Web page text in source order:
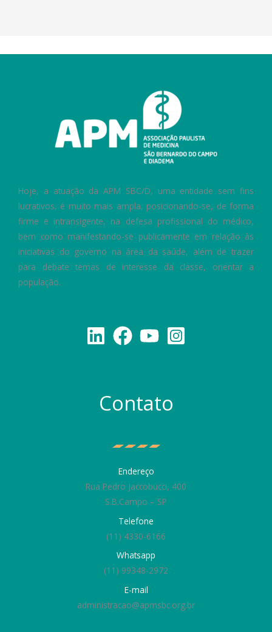
Hoje, a atuação da APM SBC/D, uma entidade sem fins
lucrativos, é muito mais ampla, posicionando-se, de forma
firme e intransigente, na defesa profissional do médico,
bem como manifestando-se publicamente em relação às
iniciativas do governo na área da saúde, além de trazer
para debate temas de interesse da classe, orientar a
população.
Contato
Endereço
Rua Pedro Jaccobucci, 400
S.B.Campo – SP
Telefone
(11) 4330-6166
Whatsapp
(11) 99348-2972
E-mail
administracao@apmsbc.org.br